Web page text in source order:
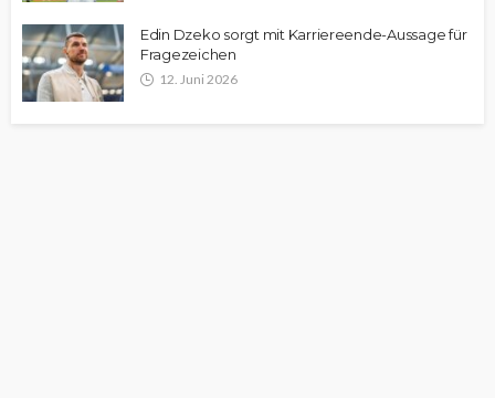
Edin Dzeko sorgt mit Karriereende-Aussage für
Fragezeichen
12. Juni 2026